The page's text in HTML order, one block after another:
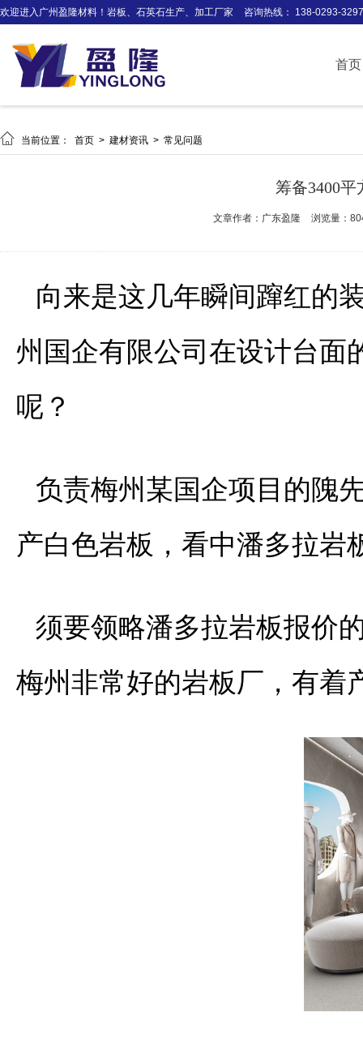
欢迎进入广州盈隆材料！岩板、石英石生产、加工厂家 咨询热线： 138-0293-3297
首页
 当前位置： 首页 > 建材资讯 > 常见问题
筹备3400
文章作者：广东盈隆 浏览量：
向来是这几年瞬间蹿红的
州国企有限公司在设计台面
呢？
负责梅州某国企项目的隗
产白色岩板，看中潘多拉岩
须要领略潘多拉岩板报价
梅州非常好的岩板厂，有着